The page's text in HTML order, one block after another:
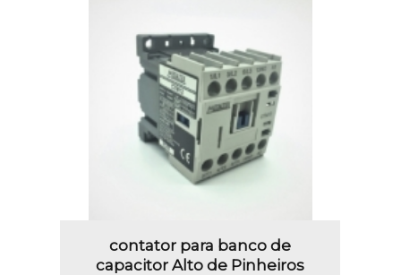
contator para banco de
capacitor Alto de Pinheiros